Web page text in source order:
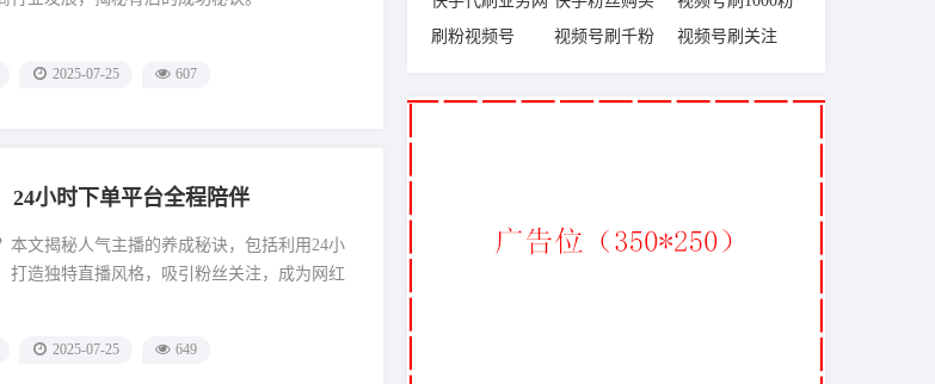
2025-07-25 607
24小时下单平台全程陪伴
本文揭秘人气主播的养成秘诀，包括利用24小
打造独特直播风格，吸引粉丝关注，成为网红
2025-07-25 649
刷粉视频号
视频号刷千粉 视频号刷关注